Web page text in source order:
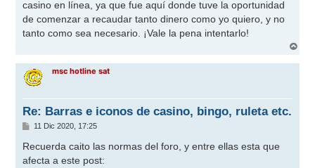
casino en línea, ya que fue aquí donde tuve la oportunidad
de comenzar a recaudar tanto dinero como yo quiero, y no
tanto como sea necesario. ¡Vale la pena intentarlo!
r
msc hotline sat
Re: Barras e iconos de casino, bingo, ruleta etc.
M
n
a
11 Dic 2020, 17:25
Recuerda caito las normas del foro, y entre ellas esta que
afecta a este post: